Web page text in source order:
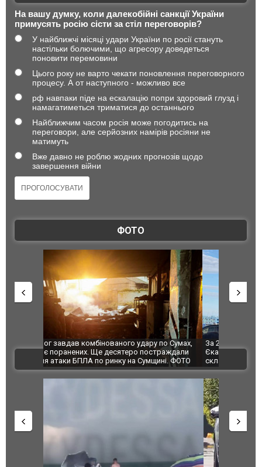
На вашу думку, коли далекобійні санкції України
примусять росію сісти за стіл переговорів?
У найближчі місяці удари України по росії стануть
настільки болючими, що агресору доведеться
поновити перемовини
Цього року не варто чекати поновлення переговорного
процесу. А от наступного - можливо все
рф навпаки піде на ескалацію попри здоровий глузд і
намагатиметься триматися до останнього
Найближчим часом росія може погодитись на
переговори, але серйозних намірів росіяни не
матимуть
Вже давно не роблю жодних прогнозів щодо
завершення війни
ФОТО
За 2000 кілометрів від кордону з Україною: в
Єкатеринбурзі після атаки дронів загорівся
склад Wildberries. ФОТО. ВІДЕО
"Мої
ВІДЕО